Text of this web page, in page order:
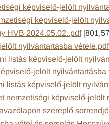
képviselő-jelölt
képviselő-jelölt
HVB 2024.05.02..pdf
nyilvántartásba vétele.pdf
listás képviselő-jelölt
jelölt nyilvántartásba
listás képviselő-jelölt
nemzetiségi képviselő-jelölt
szereplő